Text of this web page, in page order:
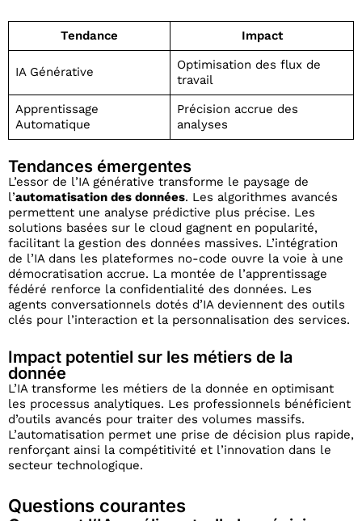
Tendance Impact
IA Générative
Optimisation des flux de
travail
Apprentissage
Automatique
Précision accrue des
analyses
Tendances émergentes
L’essor de l’IA générative transforme le paysage de
l’automatisation des données. Les algorithmes avancés
permettent une analyse prédictive plus précise. Les
solutions basées sur le cloud gagnent en popularité,
facilitant la gestion des données massives. L’intégration
de l’IA dans les plateformes no-code ouvre la voie à une
démocratisation accrue. La montée de l’apprentissage
fédéré renforce la confidentialité des données. Les
agents conversationnels dotés d’IA deviennent des outils
clés pour l’interaction et la personnalisation des services.
Impact potentiel sur les métiers de la
donnée
L’IA transforme les métiers de la donnée en optimisant
les processus analytiques. Les professionnels bénéficient
d’outils avancés pour traiter des volumes massifs.
L’automatisation permet une prise de décision plus rapide,
renforçant ainsi la compétitivité et l’innovation dans le
secteur technologique.
Questions courantes